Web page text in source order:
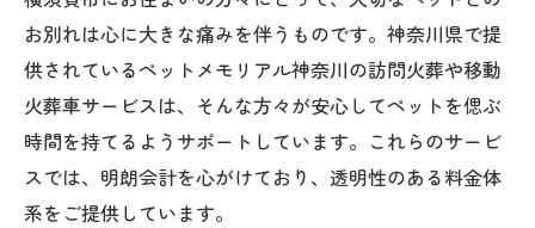
お別れは心に大きな痛みを伴うものです。神奈川県で提
供されているペットメモリアル神奈川の訪問火葬や移動
火葬車サービスは、そんな方々が安心してペットを偲ぶ
時間を持てるようサポートしています。これらのサービ
スでは、明朗会計を心がけており、透明性のある料金体
系をご提供しています。